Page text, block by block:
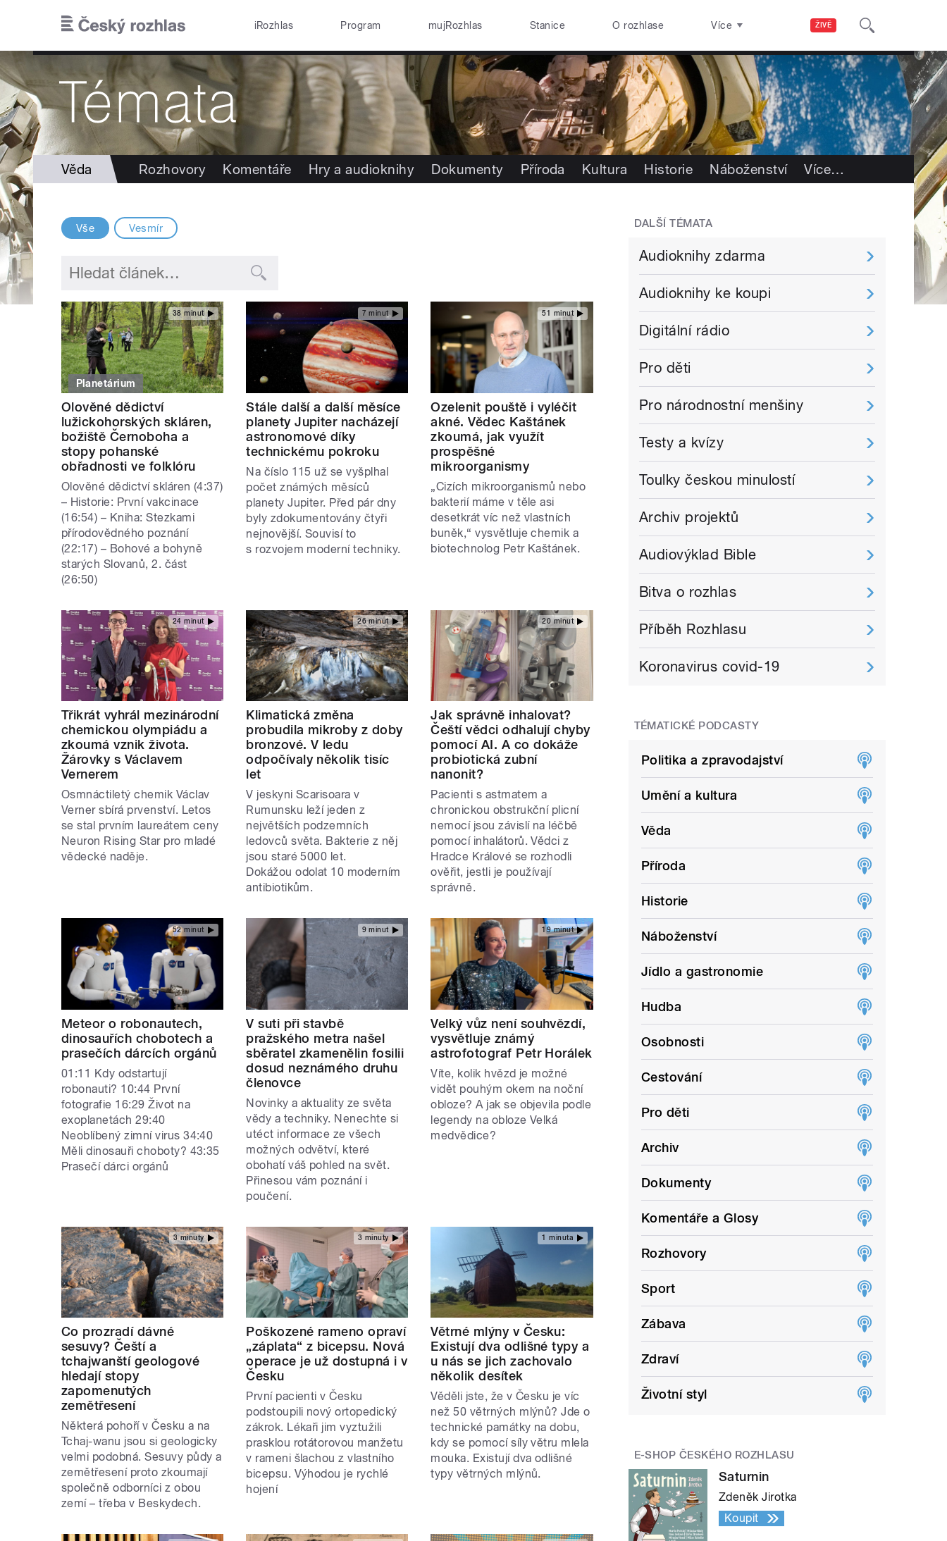
ŽIVĚ
iRozhlas Program mujRozhlas Stanice O rozhlase Více
Věda Rozhovory Komentáře Hry a audioknihy Dokumenty Příroda Kultura Historie Náboženství Více…
Vše Vesmír
38 minut
Planetárium
Olověné dědictví
lužickohorských skláren,
božiště Černoboha a
stopy pohanské
obřadnosti ve folklóru
Olověné dědictví skláren (4:37)
– Historie: První vakcinace
(16:54) – Kniha: Stezkami
přírodovědného poznání
(22:17) – Bohové a bohyně
starých Slovanů, 2. část
(26:50)
7 minut
Stále další a další měsíce
planety Jupiter nacházejí
astronomové díky
technickému pokroku
Na číslo 115 už se vyšplhal
počet známých měsíců
planety Jupiter. Před pár dny
byly zdokumentovány čtyři
nejnovější. Souvisí to
s rozvojem moderní techniky.
51 minut
Ozelenit pouště i vyléčit
akné. Vědec Kaštánek
zkoumá, jak využít
prospěšné
mikroorganismy
„Cizích mikroorganismů nebo
bakterií máme v těle asi
desetkrát víc než vlastních
buněk,“ vysvětluje chemik a
biotechnolog Petr Kaštánek.
24 minut
Třikrát vyhrál mezinárodní
chemickou olympiádu a
zkoumá vznik života.
Žárovky s Václavem
Vernerem
Osmnáctiletý chemik Václav
Verner sbírá prvenství. Letos
se stal prvním laureátem ceny
Neuron Rising Star pro mladé
vědecké naděje.
26 minut
Klimatická změna
probudila mikroby z doby
bronzové. V ledu
odpočívaly několik tisíc
let
V jeskyni Scarisoara v
Rumunsku leží jeden z
největších podzemních
ledovců světa. Bakterie z něj
jsou staré 5000 let.
Dokážou odolat 10 moderním
antibiotikům.
20 minut
Jak správně inhalovat?
Čeští vědci odhalují chyby
pomocí AI. A co dokáže
probiotická zubní
nanonit?
Pacienti s astmatem a
chronickou obstrukční plicní
nemocí jsou závislí na léčbě
pomocí inhalátorů. Vědci z
Hradce Králové se rozhodli
ověřit, jestli je používají
správně.
52 minut
Meteor o robonautech,
dinosauřích chobotech a
prasečích dárcích orgánů
01:11 Kdy odstartují
robonauti? 10:44 První
fotografie 16:29 Život na
exoplanetách 29:40
Neoblíbený zimní virus 34:40
Měli dinosauři choboty? 43:35
Prasečí dárci orgánů
9 minut
V suti při stavbě
pražského metra našel
sběratel zkamenělin fosilii
dosud neznámého druhu
členovce
Novinky a aktuality ze světa
vědy a techniky. Nenechte si
utéct informace ze všech
možných odvětví, které
obohatí váš pohled na svět.
Přinesou vám poznání i
poučení.
19 minut
Velký vůz není souhvězdí,
vysvětluje známý
astrofotograf Petr Horálek
Víte, kolik hvězd je možné
vidět pouhým okem na noční
obloze? A jak se objevila podle
legendy na obloze Velká
medvědice?
3 minuty
Co prozradí dávné
sesuvy? Čeští a
tchajwanští geologové
hledají stopy
zapomenutých
zemětřesení
Některá pohoří v Česku a na
Tchaj-wanu jsou si geologicky
velmi podobná. Sesuvy půdy a
zemětřesení proto zkoumají
společně odborníci z obou
zemí – třeba v Beskydech.
3 minuty
Poškozené rameno opraví
„záplata“ z bicepsu. Nová
operace je už dostupná i v
Česku
První pacienti v Česku
podstoupili nový ortopedický
zákrok. Lékaři jim vyztužili
prasklou rotátorovou manžetu
v rameni šlachou z vlastního
bicepsu. Výhodou je rychlé
hojení
1 minuta
Větrné mlýny v Česku:
Existují dva odlišné typy a
u nás se jich zachovalo
několik desítek
Věděli jste, že v Česku je víc
než 50 větrných mlýnů? Jde o
technické památky na dobu,
kdy se pomocí síly větru mlela
mouka. Existují dva odlišné
typy větrných mlýnů.
DALŠÍ TÉMATA
Audioknihy zdarma
Audioknihy ke koupi
Digitální rádio
Pro děti
Pro národnostní menšiny
Testy a kvízy
Toulky českou minulostí
Archiv projektů
Audiovýklad Bible
Bitva o rozhlas
Příběh Rozhlasu
Koronavirus covid-19
TÉMATICKÉ PODCASTY
Politika a zpravodajství
Umění a kultura
Věda
Příroda
Historie
Náboženství
Jídlo a gastronomie
Hudba
Osobnosti
Cestování
Pro děti
Archiv
Dokumenty
Komentáře a Glosy
Rozhovory
Sport
Zábava
Zdraví
Životní styl
E-SHOP ČESKÉHO ROZHLASU
Saturnin
Zdeněk Jirotka
Koupit